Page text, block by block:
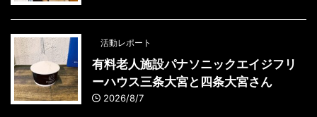
活動レポート
有料老人施設パナソニックエイジフリ
ーハウス三条大宮と四条大宮さん
2026/8/7